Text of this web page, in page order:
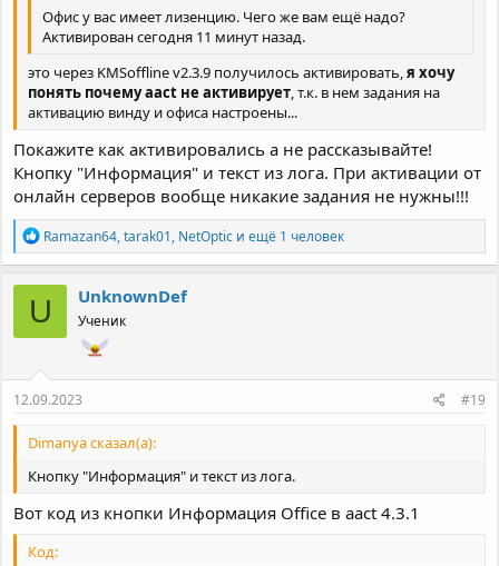
Офис у вас имеет лизенцию. Чего же вам ещё надо?
Активирован сегодня 11 минут назад.
это через KMSoffline v2.3.9 получилось активировать,я хочу
понять почему aact не активирует , т.к. в нем задания на
активацию винду и офиса настроены...
Покажите как активировались а не рассказывайте!
Кнопку "Информация" и текст из лога. При активации от
онлайн серверов вообще никакие задания не нужны!!!
Р
е
а
к
ц
и
и
Ramazan64,tarak01, NetOptic и ещё 1 человек
U UnknownDef
Ученик
12.09.2023 #19
Dimanya сказал(а):
Кнопку "Информация" и текст из лога.
Вот код из кнопки Информация Office в aact 4.3.1
Код: